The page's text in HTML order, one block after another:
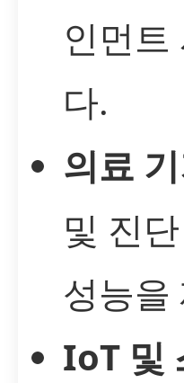
인먼
다.
의료
및 진
성능을
IoT 및